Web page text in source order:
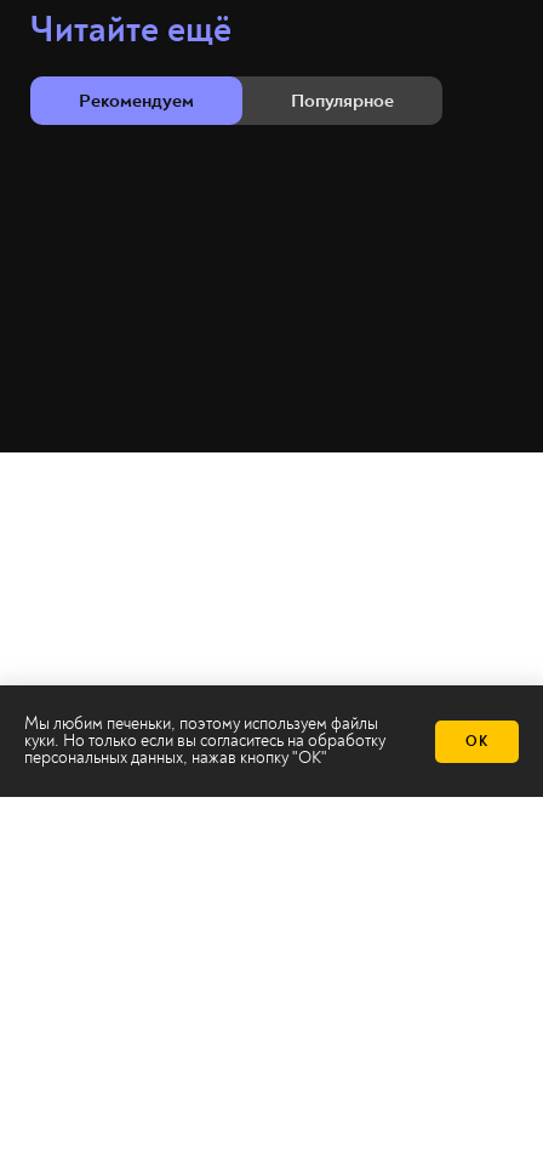
Читайте ещё
Рекомендуем Популярное
Мы любим печеньки, поэтому используем файлы
куки. Но только если вы согласитесь на обработку
персональных данных, нажав кнопку "ОК"
ОК
Телеканал 2х2